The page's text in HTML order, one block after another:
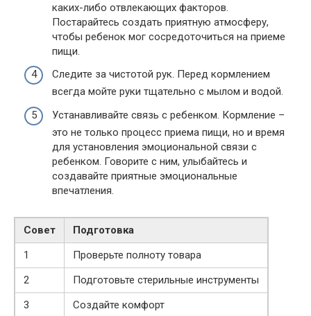
каких-либо отвлекающих факторов.
Постарайтесь создать приятную атмосферу,
чтобы ребенок мог сосредоточиться на приеме
пищи.
Следите за чистотой рук. Перед кормлением
всегда мойте руки тщательно с мылом и водой.
Устанавливайте связь с ребенком. Кормление –
это не только процесс приема пищи, но и время
для установления эмоциональной связи с
ребенком. Говорите с ним, улыбайтесь и
создавайте приятные эмоциональные
впечатления.
Совет
Подготовка
1
Проверьте полноту товара
2
Подготовьте стерильные инструменты
3
Создайте комфорт